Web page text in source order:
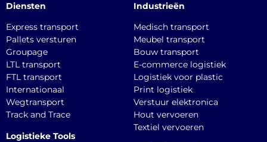
Diensten
Express transport
Pallets versturen
Groupage
LTL transport
FTL transport
Internationaal
Wegtransport
Track and Trace
Logistieke Tools
Industrieën
Medisch transport
Meubel transport
Bouw transport
E-commerce logistiek
Logistiek voor plastic
Print logistiek
Verstuur elektronica
Hout vervoeren
Textiel vervoeren